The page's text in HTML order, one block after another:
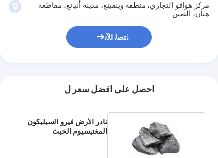
مركز هوافو التجاري، منطقة وينفينغ، مدينة أنيانغ، مقاطعة
هنان، الصين
ﺎﺘﺼﻟ ﺍﻶﻧ
احصل على افضل سعر ل
نادر الأرض فيرو السيليكون
المغنيسيوم الخبث